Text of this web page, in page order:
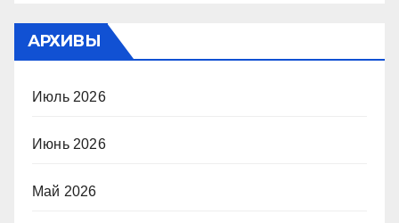
АРХИВЫ
Июль 2026
Июнь 2026
Май 2026